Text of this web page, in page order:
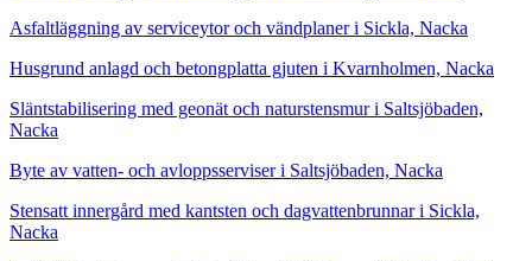
Asfaltläggning av serviceytor och vändplaner i Sickla, Nacka
Husgrund anlagd och betongplatta gjuten i Kvarnholmen, Nacka
Släntstabilisering med geonät och naturstensmur i Saltsjöbaden,
Nacka
Byte av vatten- och avloppsserviser i Saltsjöbaden, Nacka
Stensatt innergård med kantsten och dagvattenbrunnar i Sickla,
Nacka